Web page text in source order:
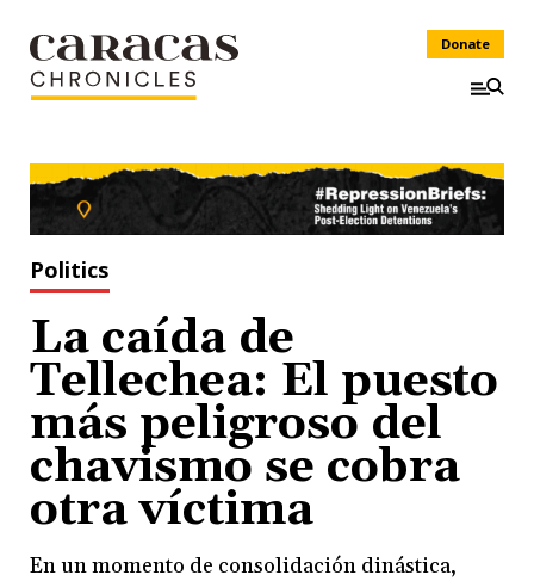
Donate
Politics
La caída de
Tellechea: El puesto
más peligroso del
chavismo se cobra
otra víctima
En un momento de consolidación dinástica,